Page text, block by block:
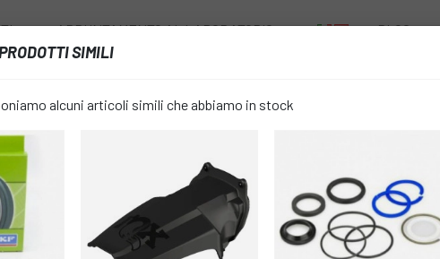
APPUNTAMENTO AL LABORATORIO BLOG
DI RIMBALZO 34 SC 29
favorite_borderKIT FOX REGULATORE DI
RIMBALZO 34 SC 29
SIMILI
alcuni articoli simili che abbiamo in stock